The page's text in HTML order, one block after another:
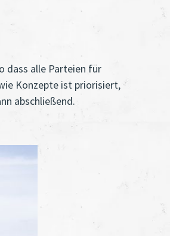
dass alle Parteien für
Konzepte ist priorisiert,
abschließend.